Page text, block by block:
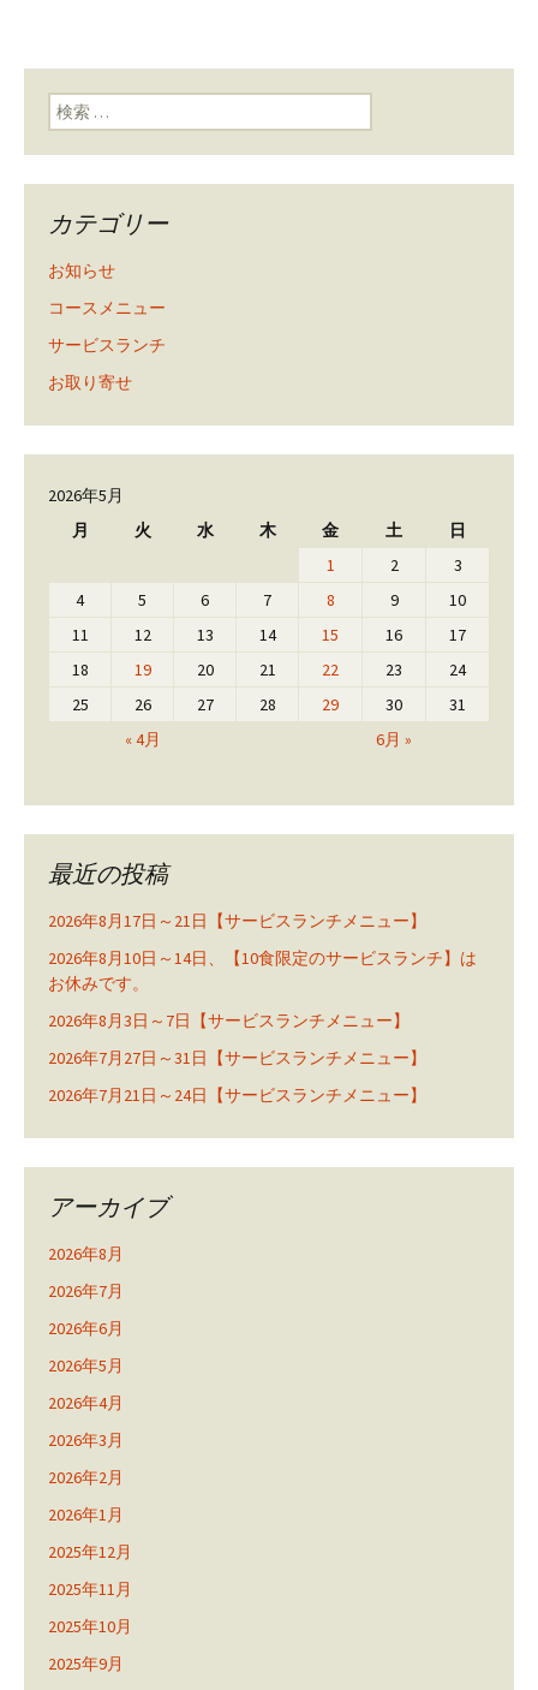
検索:
カテゴリー
お知らせ
コースメニュー
サービスランチ
お取り寄せ
2026年5月
月
火 水 木 金 土 日
« 4月 6月 »
1 2
3
4
5 6 7 8 9
10
11
12 13 14 15 16
17
18
19 20 21 22 23
24
25
26 27 28 29 30 31
最近の投稿
2026年8月17日～21日【サービスランチメニュー】
2026年8月10日～14日、【10食限定のサービスランチ】は
お休みです。
2026年8月3日～7日【サービスランチメニュー】
2026年7月27日～31日【サービスランチメニュー】
2026年7月21日～24日【サービスランチメニュー】
アーカイブ
2026年8月
2026年7月
2026年6月
2026年5月
2026年4月
2026年3月
2026年2月
2026年1月
2025年12月
2025年11月
2025年10月
2025年9月